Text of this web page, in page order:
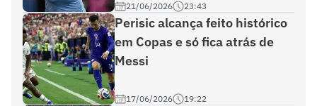
21/06/2026 23:43
Perisic alcança feito histórico
em Copas e só fica atrás de
Messi
17/06/2026 19:22